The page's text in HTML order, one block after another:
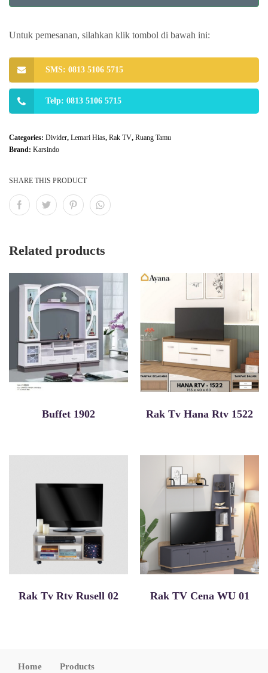
Untuk pemesanan, silahkan klik tombol di bawah ini:
SMS: 0813 5106 5715
Telp: 0813 5106 5715
Categories: Divider, Lemari Hias, Rak TV, Ruang Tamu
Brand: Karsindo
SHARE THIS PRODUCT
Related products
Buffet 1902 Rak Tv Hana Rtv 1522
Rak Tv Rtv Rusell 02 Rak TV Cena WU 01
Home Products